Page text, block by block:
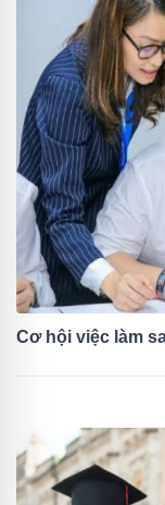
Cơ hội việc làm